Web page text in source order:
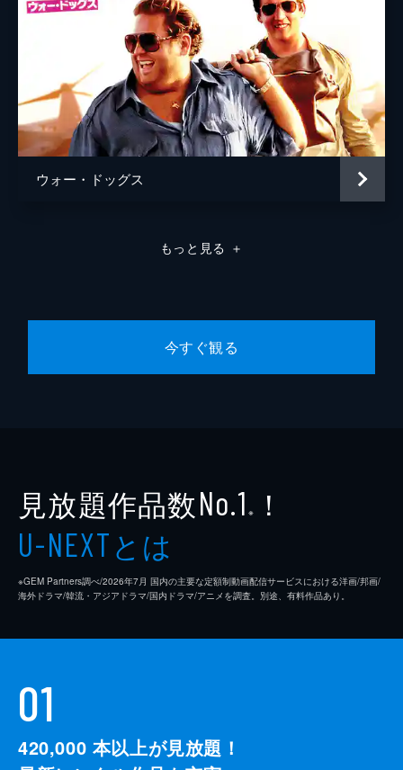
ウォー・ドッグス
もっと見る ＋
今すぐ観る
見放題作品数No.1 ※ ！
U-NEXTとは
※GEM Partners調べ/2026年7⽉ 国内の主要な定額制動画配信サービスにおける洋画/邦画/
海外ドラマ/韓流・アジアドラマ/国内ドラマ/アニメを調査。別途、有料作品あり。
01
420,000 本以上が見放題！